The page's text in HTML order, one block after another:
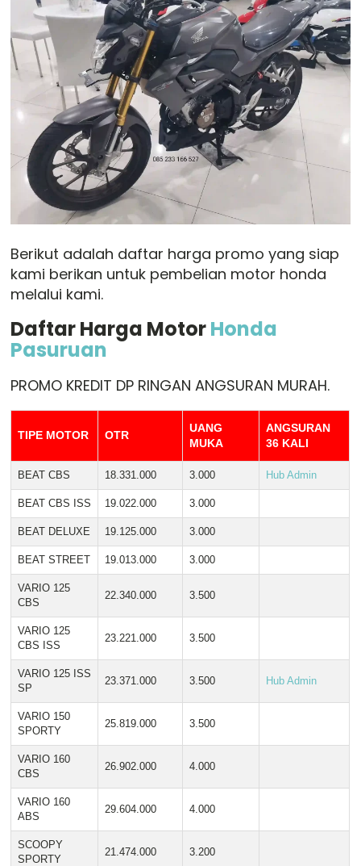
Berikut adalah daftar harga promo yang siap
kami berikan untuk pembelian motor honda
melalui kami.
Daftar Harga MotorHonda
Pasuruan
PROMO KREDIT DP RINGAN ANGSURAN MURAH.
TIPE MOTOR OTR
UANG
MUKA
ANGSURAN
36 KALI
BEAT CBS 18.331.000 3.000 Hub Admin
BEAT CBS ISS 19.022.000 3.000
BEAT DELUXE 19.125.000 3.000
BEAT STREET 19.013.000 3.000
VARIO 125
CBS
22.340.000 3.500
VARIO 125
CBS ISS
23.221.000 3.500
VARIO 125 ISS
SP
23.371.000 3.500 Hub Admin
VARIO 150
SPORTY
25.819.000 3.500
VARIO 160
CBS
26.902.000 4.000
VARIO 160
ABS
29.604.000 4.000
SCOOPY
SPORTY
21.474.000 3.200